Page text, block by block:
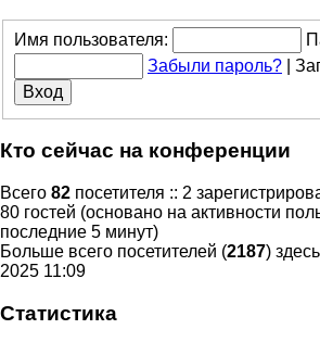
Имя пользователя:
Забыли пароль?
Кто сейчас на конференции
Всего 82 посетителя :: 2
80 гостей (основано на активности
последние 5 минут)
Больше всего посетителей (2187)
2025 11:09
Статистика